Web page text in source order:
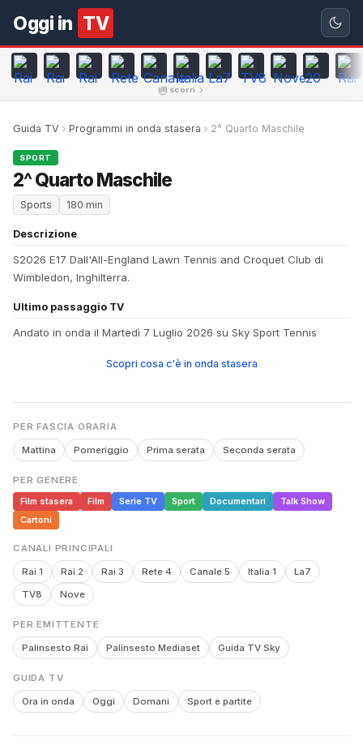
Oggi in TV
scorri
Guida TV Programmi in onda stasera 2^ Quarto Maschile
SPORT
2^ Quarto Maschile
Sports 180 min
Descrizione
S2026 E17 Dall'All-England Lawn Tennis and Croquet Club di
Wimbledon, Inghilterra.
Ultimo passaggio TV
Andato in onda il Martedì 7 Luglio 2026 su Sky Sport Tennis
Scopri cosa c'è in onda stasera
PER FASCIA ORARIA
Mattina Pomeriggio Prima serata Seconda serata
PER GENERE
Film stasera
Film Serie TV Sport Documentari
Talk Show
Cartoni
CANALI PRINCIPALI
Rai 1 Rai 2 Rai 3 Rete 4 Canale 5 Italia 1
La7
TV8
Nove
PER EMITTENTE
Palinsesto Rai Palinsesto Mediaset Guida TV Sky
GUIDA TV
Ora in onda Oggi Domani Sport e partite